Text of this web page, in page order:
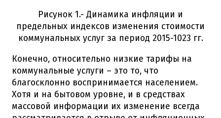
Рисунок 1.- Динамика инфляции и
предельных индексов изменения стоимости
коммунальных услуг за период 2015-1023 гг.
Конечно, относительно низкие тарифы на
коммунальные услуги – это то, что
благосклонно воспринимается населением.
Хотя и на бытовом уровне, и в средствах
массовой информации их изменение всегда